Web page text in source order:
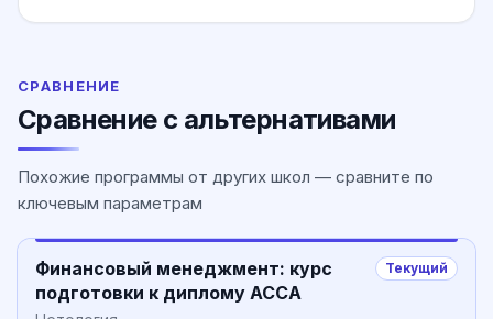
СРАВНЕНИЕ
Сравнение с альтернативами
Похожие программы от других школ — сравните по
ключевым параметрам
Финансовый менеджмент: курс
подготовки к диплому ACCA
Текущий